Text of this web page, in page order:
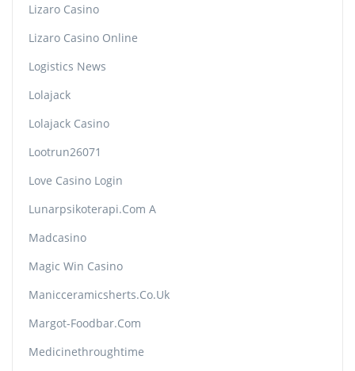
Lizaro Casino
Lizaro Casino Online
Logistics News
Lolajack
Lolajack Casino
Lootrun26071
Love Casino Login
Lunarpsikoterapi.com A
Madcasino
Magic Win Casino
Manicceramicsherts.co.uk
Margot-Foodbar.com
Medicinethroughtime